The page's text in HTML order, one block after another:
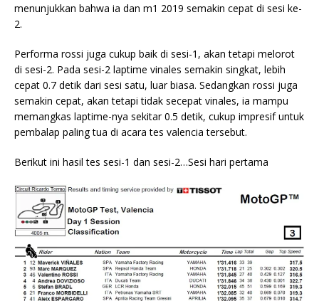
menunjukkan bahwa ia dan m1 2019 semakin cepat di sesi ke-
2.
Performa rossi juga cukup baik di sesi-1, akan tetapi melorot
di sesi-2. Pada sesi-2 laptime vinales semakin singkat, lebih
cepat 0.7 detik dari sesi satu, luar biasa. Sedangkan rossi juga
semakin cepat, akan tetapi tidak secepat vinales, ia mampu
memangkas laptime-nya sekitar 0.5 detik, cukup impresif untuk
pembalap paling tua di acara tes valencia tersebut.
Berikut ini hasil tes sesi-1 dan sesi-2…Sesi hari pertama